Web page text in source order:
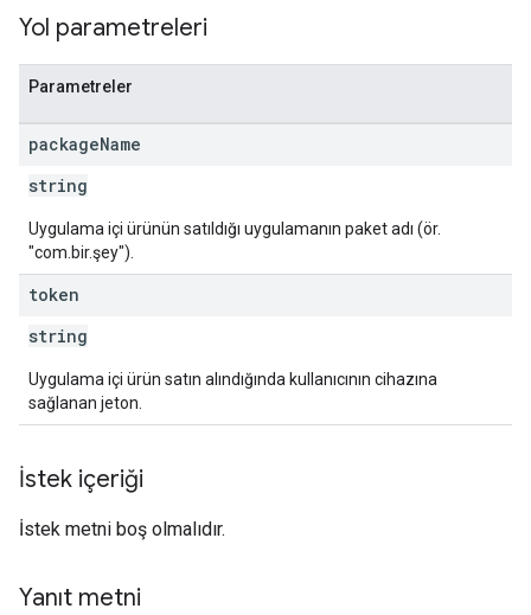
Yol parametreleri
Parametreler
packageName
string
Uygulama içi ürünün satıldığı uygulamanın paket adı (ör.
"com.bir.şey").
token
string
Uygulama içi ürün satın alındığında kullanıcının cihazına
sağlanan jeton.
İstek içeriği
İstek metni boş olmalıdır.
Yanıt metni